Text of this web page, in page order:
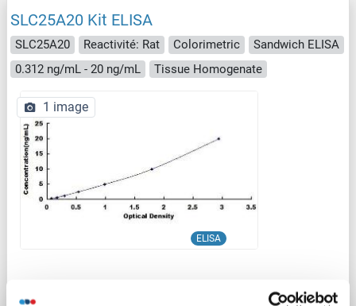
SLC25A20 Kit ELISA
SLC25A20 Reactivité: Rat Colorimetric
Sandwich ELISA
0.312 ng/mL - 20 ng/mL
Tissue Homogenate
ELISA
1 image
N° du produit ABIN1568764